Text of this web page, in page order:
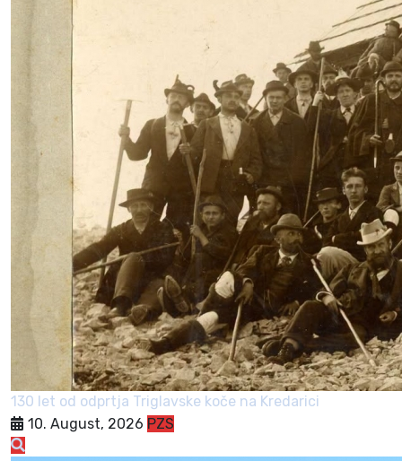
130 let od odprtja Triglavske koče na Kredarici
10. August, 2026 PZS